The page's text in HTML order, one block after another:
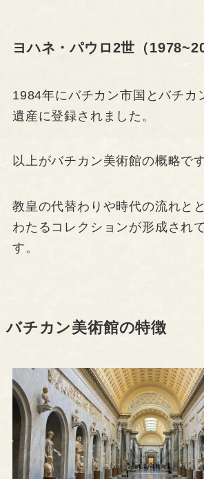
ヨハネ・パウロ2世（
1984年にバチカン市国とバチカ
遺産に登録されました。
以上がバチカン美術館の概略です
教皇の代替わりや時代の流れと
わたるコレクションが形成され
す。
バチカン美術館の特徴